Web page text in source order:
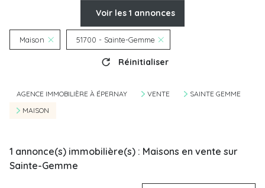
Voir les 1 annonces
Maison 51700 - Sainte-Gemme
Réinitialiser
AGENCE IMMOBILIÈRE À ÉPERNAY VENTE
SAINTE GEMME
MAISON
1 annonce(s) immobilière(s) : Maisons en vente sur
Sainte-Gemme